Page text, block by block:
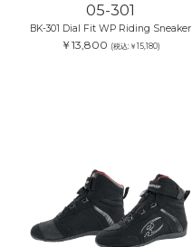
05-301
BK-301 Dial Fit WP Riding Sneaker
￥13,800 (税込:￥15,180)